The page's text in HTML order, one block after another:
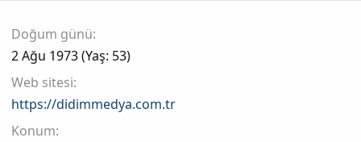
Doğum günü
2 Ağu 1973 (Yaş: 53)
Web sitesi
https://didimmedya.com.tr
Konum